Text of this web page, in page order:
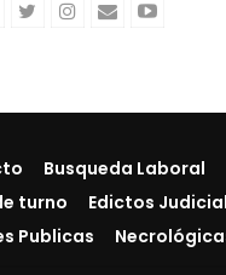
Busqueda Laboral
turno
Edictos
Publicas